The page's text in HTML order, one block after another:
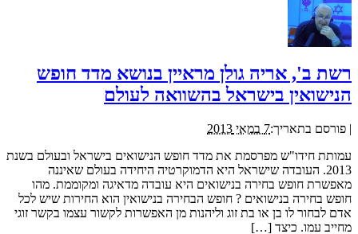
רשת ב', אריה גולן מראיין בנושא מדד חופש
הנישואין בישראל בהשוואה לעולם
| פורסם בתאריך:7 במאי 2013
עמותת חידו"ש מפרסמת את מדד חופש הנישואים בישראל ובעולם בשנת
2013. העובדה שישראל היא הדמוקרטיה היחידה בעולם שאיננה
מאפשרת חופש בחירה בנישואים היא עובדה מדאיגה ומקוממת. מהו
חופש בחירה בנישואים ? חופש הבחירה בנישואין הוא החירות שיש לכל
אדם לבחור לו בן או בת זוג וליהנות מן האפשרות לקשור עצמו בקשר זוגי
מחייב עמו. כיצד […]